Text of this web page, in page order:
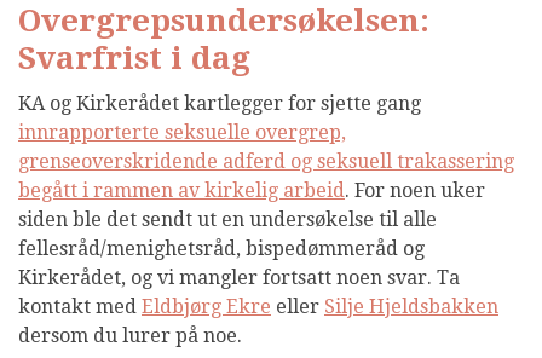
Overgrepsundersøkelsen:
Svarfrist i dag
KA og Kirkerådet kartlegger for sjette gang
innrapporterte seksuelle overgrep,
grenseoverskridende adferd og seksuell trakassering
begått i rammen av kirkelig arbeid . For noen uker
siden ble det sendt ut en undersøkelse til alle
fellesråd/menighetsråd, bispedømmeråd og
Kirkerådet, og vi mangler fortsatt noen svar. Ta
kontakt med Eldbjørg Ekre eller Silje Hjeldsbakken
dersom du lurer på noe.